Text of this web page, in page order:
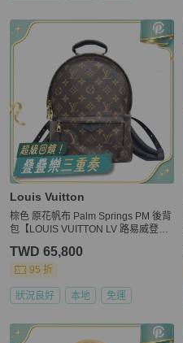
Louis Vuitton
棕色 原花帆布 Palm Springs PM 後背
包【LOUIS VUITTON LV 路易威登】
TWD 65,800
95 折
狀況良好 本地 免運